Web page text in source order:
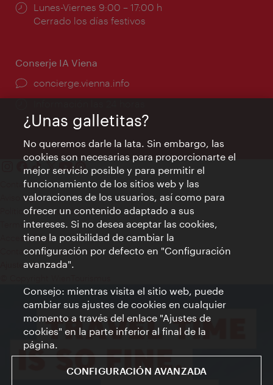
Horarios
de
Lunes-Viernes 9:00 – 17:00 h
Cerrado los días festivos
Conserje IA Viena
concierge.vienna.info
Contacto
Aviso legal
Política de privacidad de datos
Terms of Use
Accesibilidad
Contacto para la prensa
Ajustes de cookie
¿Unas galletitas?
No queremos darle la lata. Sin embargo, las
cookies son necesarias para proporcionarte el
mejor servicio posible y para permitir el
funcionamiento de los sitios web y las
valoraciones de los usuarios, así como para
ofrecer un contenido adaptado a sus
intereses. Si no desea aceptar las cookies,
tiene la posibilidad de cambiar la
configuración por defecto en "Configuración
avanzada".
Consejo: mientras visita el sitio web, puede
cambiar sus ajustes de cookies en cualquier
momento a través del enlace "Ajustes de
cookies" en la parte inferior al final de la
página.
CONFIGURACIÓN AVANZADA